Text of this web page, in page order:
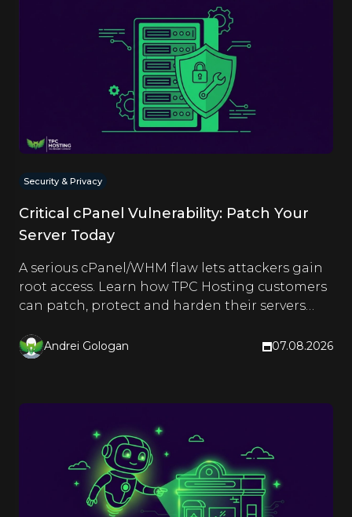
Security & Privacy
Critical cPanel Vulnerability: Patch Your
Server Today
A serious cPanel/WHM flaw lets attackers gain
root access. Learn how TPC Hosting customers
can patch, protect and harden their servers
Andrei Gologan 07.08.2026